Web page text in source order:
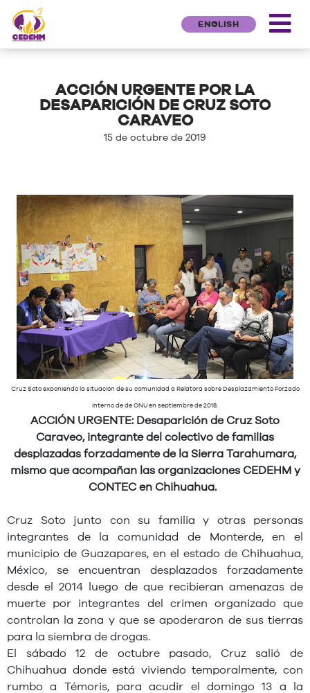
ENGLISH
ACCIÓN URGENTE POR LA
DESAPARICIÓN DE CRUZ SOTO
CARAVEO
15 de octubre de 2019
Cruz Soto exponiendo la situación de su comunidad a Relatora sobre Desplazamiento Forzado
Interno de de ONU en septiembre de 2018.
ACCIÓN URGENTE: Desaparición de Cruz Soto
Caraveo, integrante del colectivo de familias
desplazadas forzadamente de la Sierra Tarahumara,
mismo que acompañan las organizaciones CEDEHM y
CONTEC en Chihuahua.
Cruz Soto junto con su familia y otras personas
integrantes de la comunidad de Monterde, en el
municipio de Guazapares, en el estado de Chihuahua,
México, se encuentran desplazados forzadamente
desde el 2014 luego de que recibieran amenazas de
muerte por integrantes del crimen organizado que
controlan la zona y que se apoderaron de sus tierras
para la siembra de drogas.
El sábado 12 de octubre pasado, Cruz salió de
Chihuahua donde está viviendo temporalmente, con
rumbo a Témoris, para acudir el domingo 13 a la